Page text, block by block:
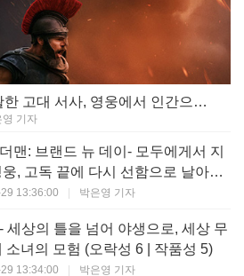
오디세이- IMAX로 부활한 고대 서사, 영웅에서 인간으로의 귀환 (오락성 9 | 작품성 9)
영 기자
맨: 브랜드 뉴 데이- 모두에게서 지
, 고독 끝에 다시 선함으로 날아오
락성 8 | 작품성 8)
13:36:00 박은영 기자
세상의 틀을 넘어 야생으로, 세상 무
소녀의 모험 (오락성 6 | 작품성 5)
13:34:00 박은영 기자